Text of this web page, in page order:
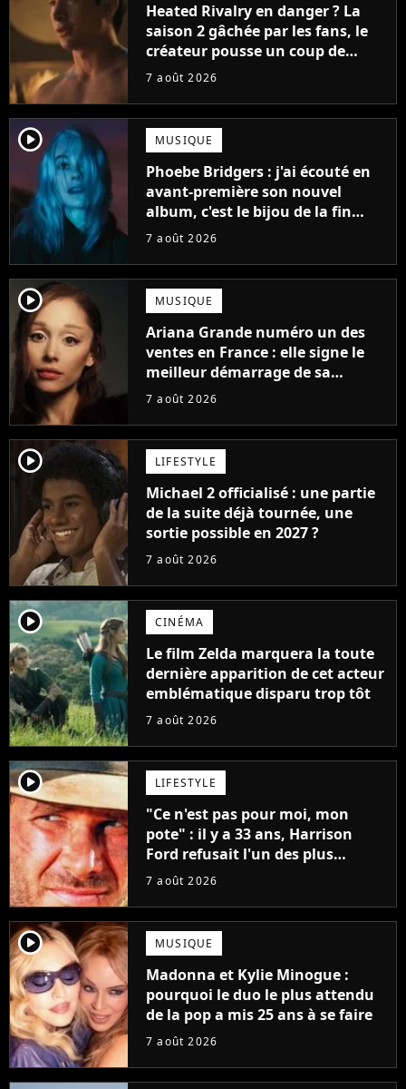
Heated Rivalry en danger ? La
saison 2 gâchée par les fans, le
créateur pousse un coup de
gueule
7 août 2026
player2 MUSIQUE
Phoebe Bridgers : j'ai écouté en
avant-première son nouvel
album, c'est le bijou de la fin
d'été
7 août 2026
player2 MUSIQUE
Ariana Grande numéro un des
ventes en France : elle signe le
meilleur démarrage de sa
carrière avec son album Petal
7 août 2026
player2 LIFESTYLE
Michael 2 officialisé : une partie
de la suite déjà tournée, une
sortie possible en 2027 ?
7 août 2026
player2 CINÉMA
Le film Zelda marquera la toute
dernière apparition de cet acteur
emblématique disparu trop tôt
7 août 2026
player2 LIFESTYLE
"Ce n'est pas pour moi, mon
pote" : il y a 33 ans, Harrison
Ford refusait l'un des plus
grands succès de tous les temps
7 août 2026
player2 MUSIQUE
Madonna et Kylie Minogue :
pourquoi le duo le plus attendu
de la pop a mis 25 ans à se faire
7 août 2026